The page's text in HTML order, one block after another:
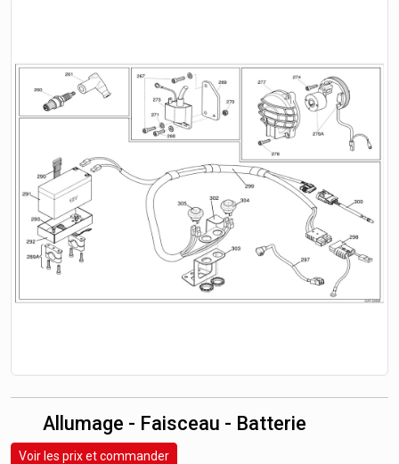
Allumage - Faisceau - Batterie
Voir les prix et commander